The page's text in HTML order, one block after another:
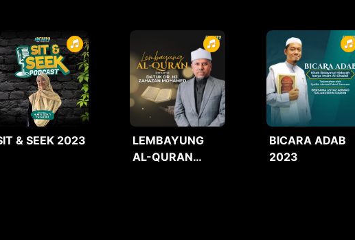
& SEEK 2023
LEMBAYUNG
AL-QURAN
BICARA ADAB
2023